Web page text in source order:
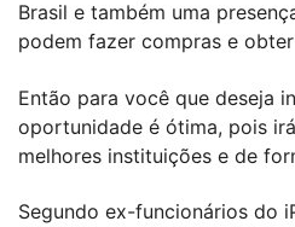
Brasil e também uma
podem fazer compras e
Então para você que deseja
oportunidade é ótima, pois
melhores instituições e de
Segundo ex-funcionários do